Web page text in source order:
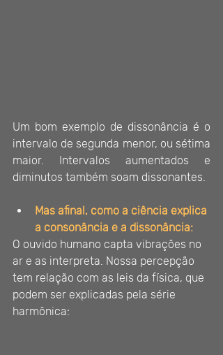
Um bom exemplo de dissonância é o
intervalo de segunda menor, ou sétima
maior. Intervalos aumentados e
diminutos também soam dissonantes.
Mas afinal, como a ciência explica
a consonância e a dissonância:
O ouvido humano capta vibrações no
ar e as interpreta. Nossa percepção
tem relação com as leis da física, que
podem ser explicadas pela série
harmônica: